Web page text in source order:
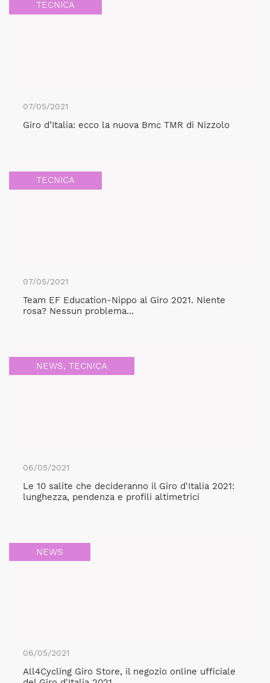
TECNICA
07/05/2021
Giro d’Italia: ecco la nuova Bmc TMR di Nizzolo
TECNICA
07/05/2021
Team EF Education-Nippo al Giro 2021. Niente
rosa? Nessun problema...
NEWS, TECNICA
06/05/2021
Le 10 salite che decideranno il Giro d'Italia 2021:
lunghezza, pendenza e profili altimetrici
NEWS
06/05/2021
All4Cycling Giro Store, il negozio online ufficiale